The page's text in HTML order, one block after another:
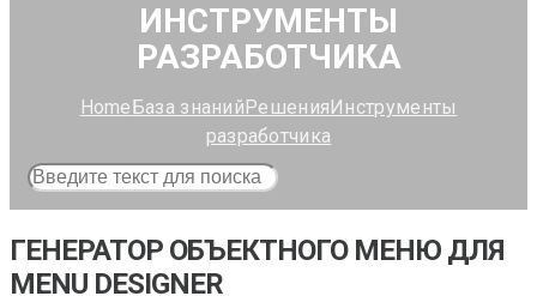
ИНСТРУМЕНТЫ
РАЗРАБОТЧИКА
HomeБаза знанийРешенияИнструменты
разработчика
ГЕНЕРАТОР ОБЪЕКТНОГО МЕНЮ ДЛЯ
MENU DESIGNER